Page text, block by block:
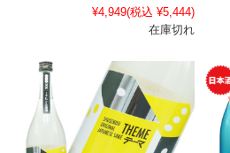
¥4,949(税込 ¥5,444)
在庫切れ